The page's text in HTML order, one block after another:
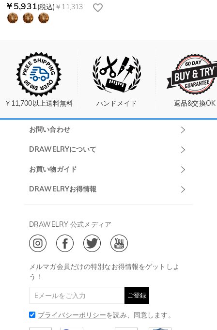
￥5,931(税込)￥11,313
￥11,700以上送料無料 ハンドメイド 返品&交換OK
お問い合わせ
DRAWELRYについて
DRAWELRYについて
ご利用規約
ご特定商取引法に基づく表示
お買い物ガイド
発送について
ジュエリーお手入れ
Drawelry Blog
DRAWELRYお得情報
会員・ポイントについて
メルマガ会員だけの特別なお得情報をゲットしよ
う！
ご登録
プライバシーポリシーを読み、同意します。
DRAWELRY 公式メディア